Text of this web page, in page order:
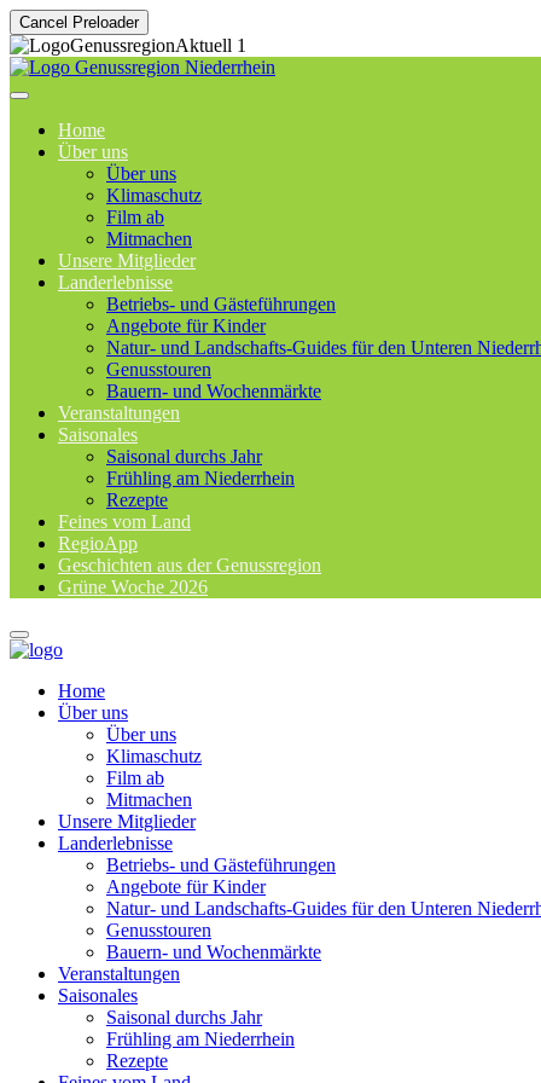
Cancel Preloader
Home
Über uns
Über uns
Klimaschutz
Film ab
Mitmachen
Unsere Mitglieder
Landerlebnisse
Betriebs- und Gästeführungen
Angebote für Kinder
Natur- und Landschafts-Guides für den Unteren
Genusstouren
Bauern- und Wochenmärkte
Veranstaltungen
Saisonales
Saisonal durchs Jahr
Frühling am Niederrhein
Rezepte
Feines vom Land
RegioApp
Geschichten aus der Genussregion
Grüne Woche 2026
Home
Über uns
Über uns
Klimaschutz
Film ab
Mitmachen
Unsere Mitglieder
Landerlebnisse
Betriebs- und Gästeführungen
Angebote für Kinder
Natur- und Landschafts-Guides für den Unteren
Genusstouren
Bauern- und Wochenmärkte
Veranstaltungen
Saisonales
Saisonal durchs Jahr
Frühling am Niederrhein
Rezepte